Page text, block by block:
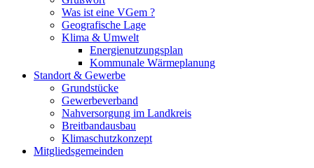
Was ist eine VGem ?
Geografische Lage
Klima & Umwelt
Energienutzungsplan
Kommunale Wärmeplanung
Standort & Gewerbe
Grundstücke
Gewerbeverband
Nahversorgung im Landkreis
Breitbandausbau
Klimaschutzkonzept
Mitgliedsgemeinden